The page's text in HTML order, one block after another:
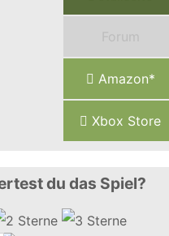
Forum
Amazon*
Xbox Store
du das Spiel?